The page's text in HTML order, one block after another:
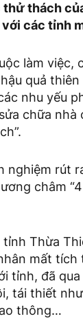
thách
các tỉnh
làm
quả
nhu yếu
chữa
nghiệm rút
châm
Thừa
mất tích
tỉnh, đã
tái thiết
thông…